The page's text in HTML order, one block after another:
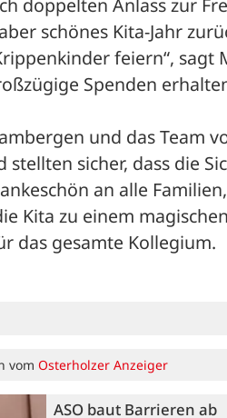
schönes Kita-Jahr
feiern“, sagt
Spenden
und das Team
stellten sicher, dass die
an alle
Kita zu einem
das gesamte Kollegium.
vomOsterholzer Anzeiger
ASO baut Barrieren ab